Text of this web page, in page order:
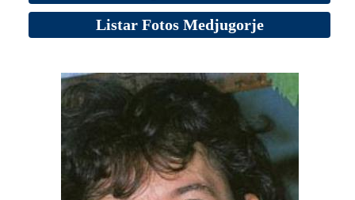
Listar Fotos Medjugorje